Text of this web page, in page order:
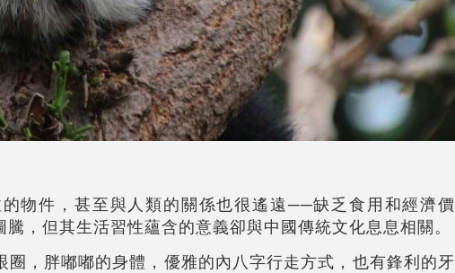
物件，甚至與人類的關係也很遙遠──缺乏食用和經濟價
，但其生活習性蘊含的意義卻與中國傳統文化息息相關。
，胖嘟嘟的身體，優雅的內八字行走方式，也有鋒利的牙